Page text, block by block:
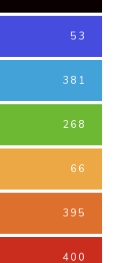
53
381
268
66
395
400